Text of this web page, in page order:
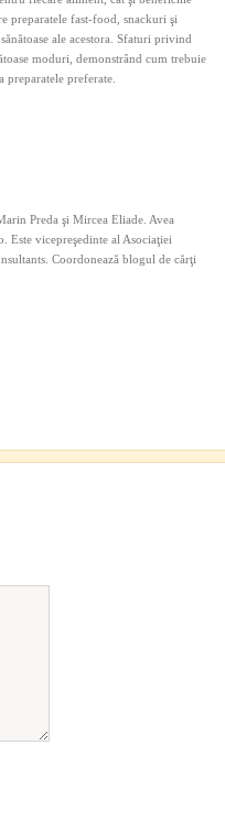
preparatele fast-food, snackuri şi
ale acestora. Sfaturi privind
moduri, demonstrând cum trebuie
preparatele preferate.
Preda şi Mircea Eliade. Avea
vicepreşedinte al Asociaţiei
Coordonează blogul de cărţi